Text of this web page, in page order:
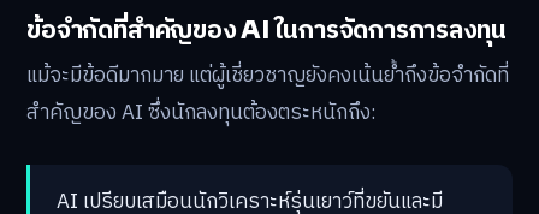
ข้อจำกัดที่สำคัญของ AI ในการจัดการการลงทุน
แม้จะมีข้อดีมากมาย แต่ผู้เชี่ยวชาญยังคงเน้นย้ำถึงข้อจำกัดที่
สำคัญของ AI ซึ่งนักลงทุนต้องตระหนักถึง:
AI เปรียบเสมือนนักวิเคราะห์รุ่นเยาว์ที่ขยันและมี